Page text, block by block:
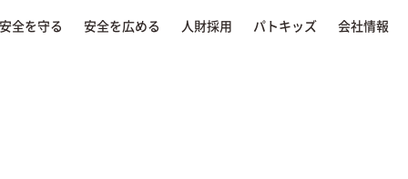
安全を守る 安全を広める 人財採用 パトキッズ 会社情報